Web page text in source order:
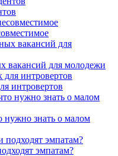
вакансий для молодежи
интровертов
нужно знать о малом
эмпатам?